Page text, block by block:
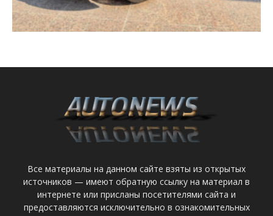
Все материалы на данном сайте взяты из открытых
источников — имеют обратную ссылку на материал в
интернете или присланы посетителями сайта и
предоставляются исключительно в ознакомительных